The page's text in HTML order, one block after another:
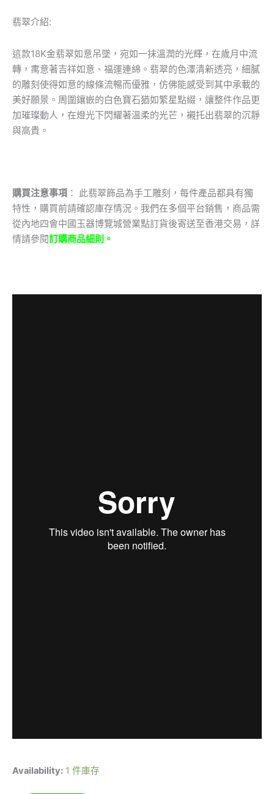
翡翠介紹:
這款18K金翡翠如意吊墜，宛如一抹溫潤的光輝，在歲月中流
轉，寓意著吉祥如意、福運連綿。翡翠的色澤清新透亮，細膩
的雕刻使得如意的線條流暢而優雅，仿佛能感受到其中承載的
美好願景。周圍鑲嵌的白色寶石猶如繁星點綴，讓整件作品更
加璀璨動人，在燈光下閃耀著溫柔的光芒，襯托出翡翠的沉靜
與高貴。
購買注意事項 ： 此翡翠飾品為手工雕刻，每件產品都具有獨
特性，購買前請確認庫存情況。我們在多個平台銷售，商品需
從內地四會中國玉器博覽城營業點訂貨後寄送至香港交易，詳
情請參閱訂購商品細則。
Availability: 1 件庫存